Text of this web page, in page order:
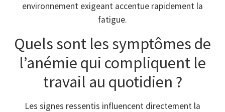
environnement exigeant accentue rapidement la
fatigue.
Quels sont les symptômes de
l’anémie qui compliquent le
travail au quotidien ?
Les signes ressentis influencent directement la